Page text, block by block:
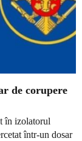
de corupere
în izolatorul
într-un dosar